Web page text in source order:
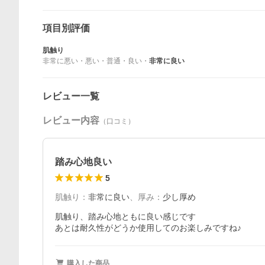
項目別評価
肌触り
非常に悪い ・ 悪い ・ 普通 ・ 良い ・ 非常に良い
レビュー一覧
レビュー内容 （口コミ）
踏み心地良い
5
肌触り ： 非常に良い 厚み ： 少し厚め
肌触り、踏み心地ともに良い感じです
あとは耐久性がどうか使用してのお楽しみですね♪
購入した商品